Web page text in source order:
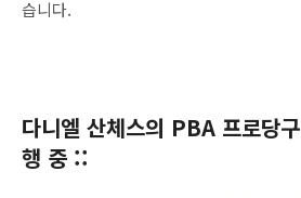
습니다.
다니엘 산체스의 PBA 프로당
행 중 ::